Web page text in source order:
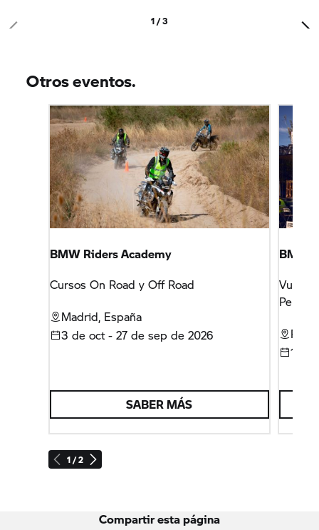
1 / 3
Otros eventos.
1 / 2
BMW Riders Academy
Cursos On Road y Off Road
Madrid, España
3 de oct - 27 de sep de 2026
SABER MÁS
BMW
16 -
Compartir esta página